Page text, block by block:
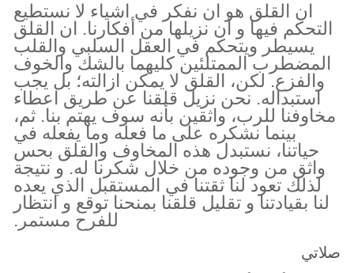
ان القلق هو ان نفكر في اشياء لا نستطيع
التحكم فيها و أن نزيلها من أفكارنا. ان القلق
يسيطر ويتحكم في العقل السلبي والقلب
المضطرب الممتلئين كليهما بالشك والخوف
والفزع. لكن، القلق لا يمكن ازالته؛ بل يجب
استبداله. نحن نزيل قلقنا عن طريق اعطاء
مخاوفنا للرب، واثقين بأنه سوف يهتم بنا. ثم،
بينما نشكره على ما فعله وما يفعله في
حياتنا، نستبدل هذه المخاوف والقلق بحس
واثق من وجوده من خلال شكرنا له. و نتيجة
لذلك تعود لنا ثقتنا في المستقبل الذي يعده
لنا بقيادتنا و تقليل قلقنا بمنحنا توقع و انتظار
للفرح مستمر.
صلاتي